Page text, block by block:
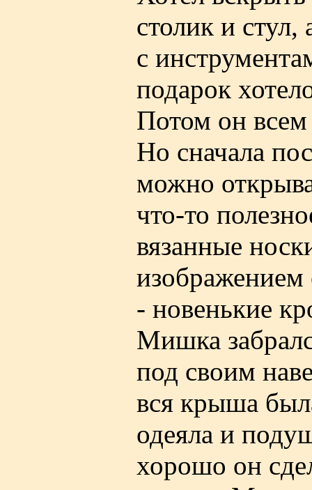
столик и стул,
с
подарок
Потом он
Но сначала
можно
что-то
вязанные
- новенькие
Мишка
под своим
вся крыша
одеяла и
хорошо он